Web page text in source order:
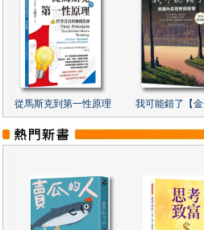
從馬斯克到第一性原理 我可能錯了【